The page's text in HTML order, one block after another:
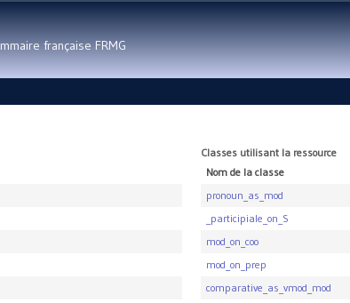
française FRMG
Classes utilisant la ressource
Nom de la classe
pronoun_as_mod
_participiale_on_S
mod_on_coo
mod_on_prep
comparative_as_vmod_mod